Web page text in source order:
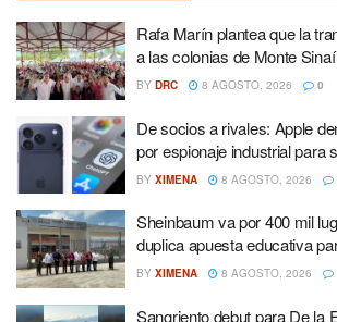
Rafa Marín plantea que la
a las colonias de Monte Sinaí
BY DRC 8 AGOSTO, 2026 0
De socios a rivales: Apple
por espionaje industrial para
BY XIMENA 8 AGOSTO, 2026
Sheinbaum va por 400 mil
duplica apuesta educativa
BY XIMENA 8 AGOSTO, 2026
Sangriento debut para De la